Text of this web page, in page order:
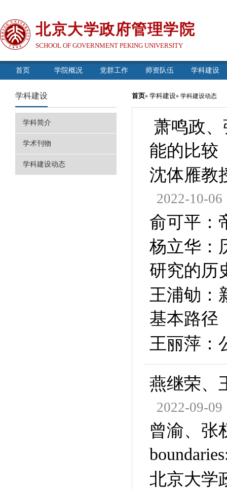
北京大学政府管理学院
SCHOOL OF GOVERNMENT PEKING UNIVERSITY
首页 学院概况 党群工作 师资队伍 学科建设
学科建设
学科简介
学术刊物
学科建设动态
首页» 学科建设» 学科建设动态
萧鸣政
能的比较
沈体雁教
2022-10-06
俞可平：
杨立华：
研究的历
王浦劬：
基本路径
王丽萍：
燕继荣、
2022-09-09
曾渝、张
北京大学